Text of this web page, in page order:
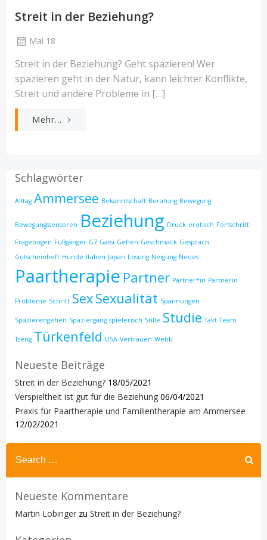
Streit in der Beziehung?
Mai 18
Streit in der Beziehung? Geht spazieren! Wer
spazieren geht in der Natur, kann leichter Konflikte,
Streit und andere Probleme in […]
Mehr...
Schlagwörter
Alltag Ammersee Bekanntschaft Beratung Bewegung
Bewegungssensoren Beziehung Druck erotisch Fortschritt
Fragebogen Fußgänger G7 Gassi Gehen Geschmack Gespräch
Gutscheinheft Hunde Italien Japan Lösung Neigung Neues
Paartherapie Partner Partner*in Partnerin
Probleme Schritt SexSexualität Spannungen
Spazierengehen Spaziergang spielerisch Stille Studie Takt Team
Tseng Türkenfeld USA Vertrauen Webb
Neueste Beiträge
Streit in der Beziehung? 18/05/2021
Verspieltheit ist gut für die Beziehung 06/04/2021
Praxis für Paartherapie und Familientherapie am Ammersee
12/02/2021
Search
for:
Neueste Kommentare
Martin Lobinger zu Streit in der Beziehung?